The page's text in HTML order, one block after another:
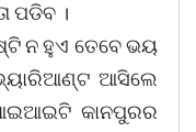
ପଡିବ ।
ନ ହୁଏ ତେବେ ଭୟ
ଆସିଲେ
କାନପୁରର